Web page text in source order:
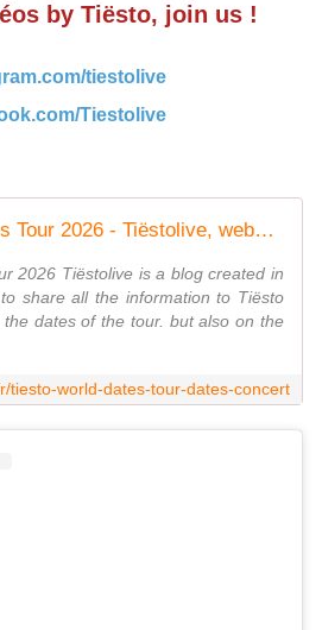
by Tiësto, join us !
tiestolive
Tiestolive
Tiësto - World Dates Tour 2026 - Tiëstolive, website only about Tiësto
2026 Tiëstolive is a blog created in
share all the information to Tiësto
dates of the tour. but also on the
tiesto-world-dates-tour-dates-concert